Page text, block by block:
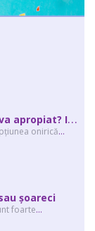
C
e înseamnă când visezi că moare cineva apropiat? Interpretarea visului în ...
onirică...
şoareci
foarte...